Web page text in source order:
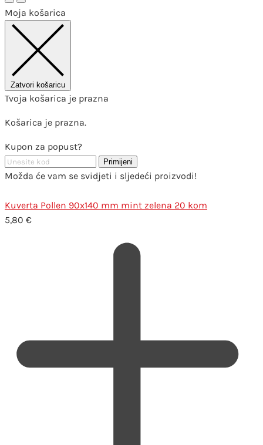
Moja košarica
Zatvori košaricu
Tvoja košarica je prazna
Košarica je prazna.
Kupon za popust?
Primijeni
Možda će vam se svidjeti i sljedeći proizvodi!
Kuverta Pollen 90x140 mm mint zelena 20 kom
5,80 €